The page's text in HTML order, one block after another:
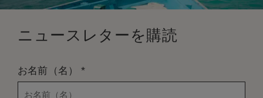
ニュースレターを購読
お名前（名）*